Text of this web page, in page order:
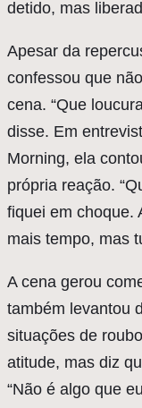
detido, mas
Apesar da
confessou que
cena. “Que
disse. Em
Morning, ela
própria reação.
fiquei em choque.
mais tempo, mas
A cena gerou
também levantou
situações de
atitude, mas diz
“Não é algo que